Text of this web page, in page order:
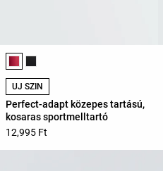
Termékszínek listája
ÚJ SZÍN
Perfect-adapt közepes tartású,
kosaras sportmelltartó
12,995 Ft